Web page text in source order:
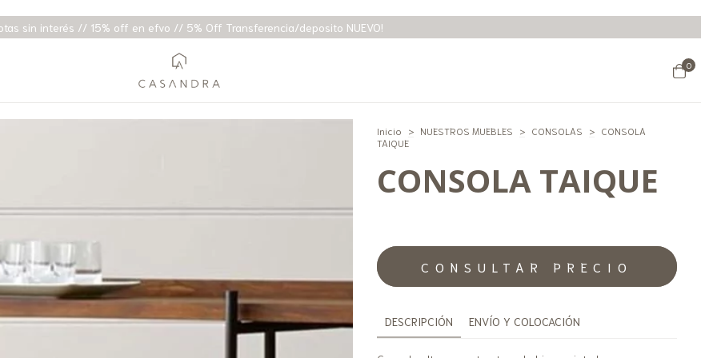
sin interés // 15% off en efvo // 5% Off Transferencia/deposito NUEVO!
0
Inicio > NUESTROS MUEBLES > CONSOLAS > CONSOLA
TAIQUE
CONSOLA TAIQUE
DESCRIPCIÓN ENVÍO Y COLOCACIÓN